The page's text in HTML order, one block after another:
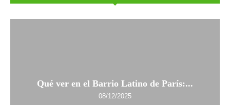
Qué ver en el Barrio Latino de París:...
08/12/2025